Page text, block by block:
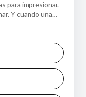
para impresionar.
Y cuando una